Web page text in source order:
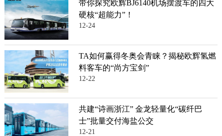
带你探究欧辉BJ6140机场摆渡车的四大
硬核“超能力”！
12-24
TA如何赢得冬奥会青睐？揭秘欧辉氢燃
料客车的“尚方宝剑”
12-22
共建“诗画浙江” 金龙轻量化“碳纤巴
士”批量交付海盐公交
12-21